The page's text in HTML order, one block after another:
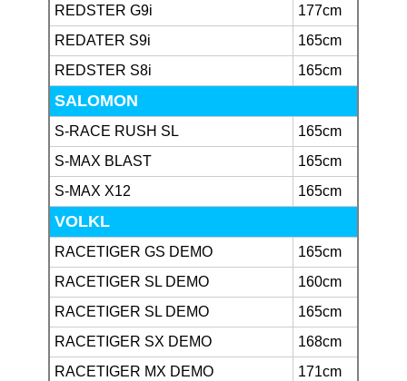
REDSTER G9i
177cm
REDATER S9i
165cm
REDSTER S8i
165cm
SALOMON
S-RACE RUSH SL
165cm
S-MAX BLAST
165cm
S-MAX X12
165cm
VOLKL
RACETIGER GS DEMO
165cm
RACETIGER SL DEMO
160cm
RACETIGER SL DEMO
165cm
RACETIGER SX DEMO
168cm
RACETIGER MX DEMO
171cm